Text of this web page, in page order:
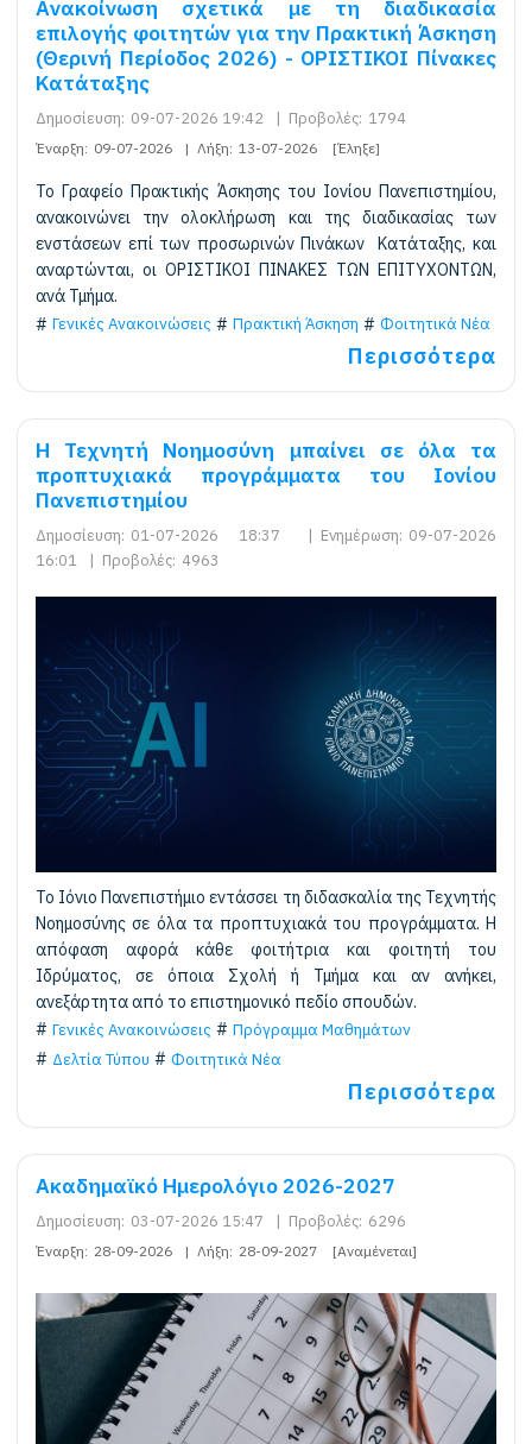
Ανακοίνωση σχετικά με τη διαδικασία
επιλογής φοιτητών για την Πρακτική Άσκηση
(Θερινή Περίοδος 2026) - ΟΡΙΣΤΙΚΟΙ Πίνακες
Κατάταξης
Δημοσίευση: 09-07-2026 19:42 | Προβολές: 1794
Έναρξη: 09-07-2026 | Λήξη: 13-07-2026 [Έληξε]
Το Γραφείο Πρακτικής Άσκησης του Ιονίου Πανεπιστημίου,
ανακοινώνει την ολοκλήρωση και της διαδικασίας των
ενστάσεων επί των προσωρινών Πινάκων Κατάταξης, και
αναρτώνται, οι ΟΡΙΣΤΙΚΟΙ ΠΙΝΑΚΕΣ ΤΩΝ ΕΠΙΤΥΧΟΝΤΩΝ,
ανά Τμήμα.
Γενικές Ανακοινώσεις
Πρακτική Άσκηση Φοιτητικά Νέα
Περισσότερα
Η Τεχνητή Νοημοσύνη μπαίνει σε όλα τα
προπτυχιακά προγράμματα του Ιονίου
Πανεπιστημίου
Δημοσίευση: 01-07-2026 18:37 | Ενημέρωση: 09-07-2026
16:01
| Προβολές: 4963
Το Ιόνιο Πανεπιστήμιο εντάσσει τη διδασκαλία της Τεχνητής
Νοημοσύνης σε όλα τα προπτυχιακά του προγράμματα. Η
απόφαση αφορά κάθε φοιτήτρια και φοιτητή του
Ιδρύματος, σε όποια Σχολή ή Τμήμα και αν ανήκει,
ανεξάρτητα από το επιστημονικό πεδίο σπουδών.
Γενικές Ανακοινώσεις
Πρόγραμμα Μαθημάτων
Δελτία Τύπου
Φοιτητικά Νέα
Περισσότερα
Ακαδημαϊκό Ημερολόγιο 2026-2027
Δημοσίευση: 03-07-2026 15:47 | Προβολές: 6296
Έναρξη: 28-09-2026 | Λήξη: 28-09-2027 [Αναμένεται]